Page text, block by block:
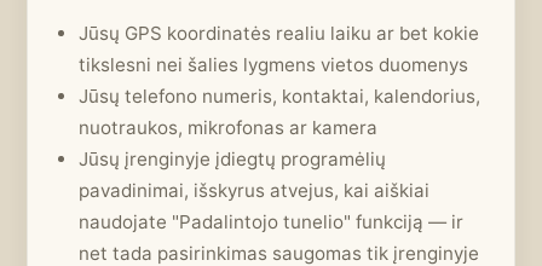
Jūsų GPS koordinatės realiu laiku ar bet kokie
tikslesni nei šalies lygmens vietos duomenys
Jūsų telefono numeris, kontaktai, kalendorius,
nuotraukos, mikrofonas ar kamera
Jūsų įrenginyje įdiegtų programėlių
pavadinimai, išskyrus atvejus, kai aiškiai
naudojate "Padalintojo tunelio" funkciją — ir
net tada pasirinkimas saugomas tik įrenginyje